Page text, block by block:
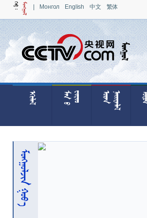
| Монгол English 中文 繁体
 







  









 
 